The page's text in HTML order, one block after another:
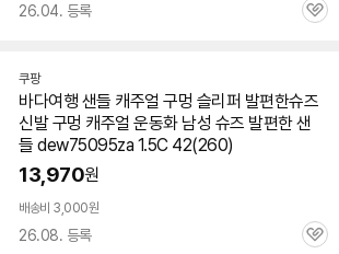
26.04. 등록
관
쿠팡
바다여행 샌들 캐주얼 구멍 슬리퍼 발편한슈즈
신발 구멍 캐주얼 운동화 남성 슈즈 발편한 샌
들 dew75095za 1.5C 42(260)
13,970원
배송비 3,000원
26.08. 등록
관